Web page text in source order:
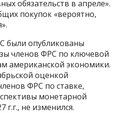
обязательств в апреле».
покупок «вероятно,
были опубликованы
членов ФРС по ключевой
американской экономики.
оценкой
ФРС по ставке,
монетарной
г.г., не изменился.